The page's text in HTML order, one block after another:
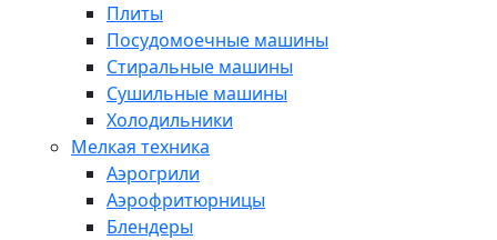
Плиты
Посудомоечные машины
Стиральные машины
Сушильные машины
Холодильники
Мелкая техника
Аэрогрили
Аэрофритюрницы
Блендеры